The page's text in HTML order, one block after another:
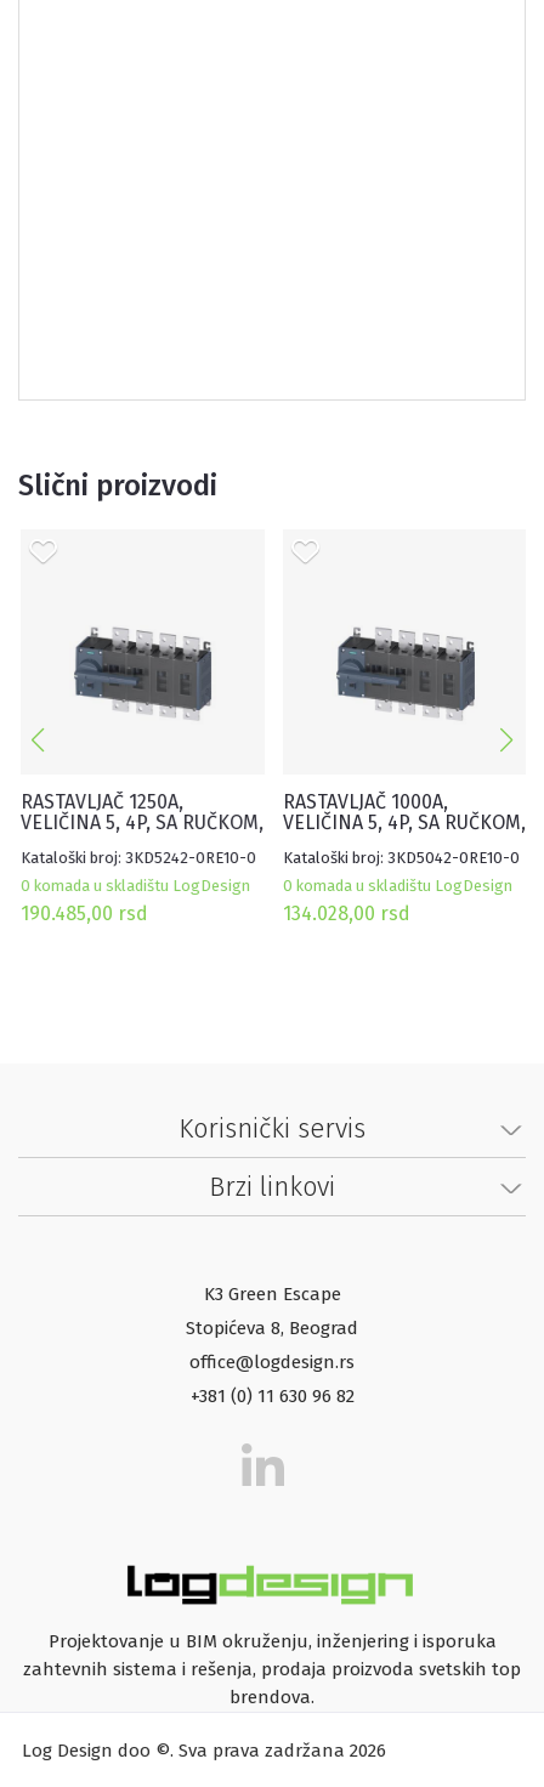
Slični proizvodi
RASTAVLJAČ 1250A,
VELIČINA 5, 4P, SA RUČKOM,
Kataloški broj: 3KD5242-0RE10-0
0 komada u skladištu LogDesign
190.485,00 rsd
RASTAVLJAČ 1000A,
VELIČINA 5, 4P, SA RUČKOM,
Kataloški broj: 3KD5042-0RE10-0
0 komada u skladištu LogDesign
134.028,00 rsd
Korisnički servis
Brzi linkovi
K3 Green Escape
Stopićeva 8, Beograd
office@logdesign.rs
+381 (0) 11 630 96 82
Projektovanje u BIM okruženju, inženjering i isporuka
zahtevnih sistema i rešenja, prodaja proizvoda svetskih top
brendova.
Log Design doo ©. Sva prava zadržana 2026